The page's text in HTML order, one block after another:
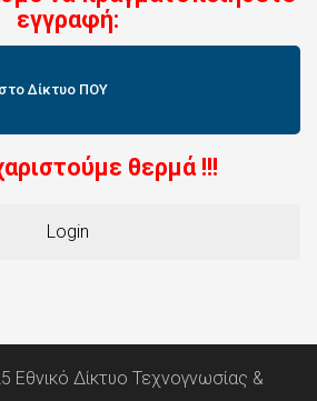
εγγραφή:
Δίκτυο ΠΟΥ
θερμά !!!
Login
Εθνικό Δίκτυο Τεχνογνωσίας &